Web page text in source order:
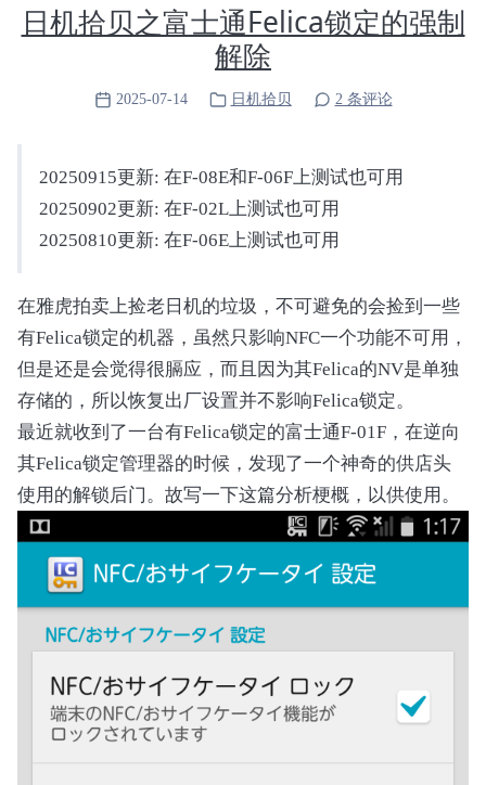
                SIFR [One] = SGET (One)
Return (SIFR) /*
                Local0 = Zero
                If ((Arg0 == Zero))
                {
                    Local0 = Zero
                        If (CMST ())
                        {
                        }
                    }
                }
                If ((Arg0 == One))
                {
Local0 = WNSW /*
                }
                Return (Local0)
            {
                If ((Arg0 == Zero)){}
                If ((Arg0 == One))
static void mat_acpi_remove(struct
struct mat_radio_data *data =
        rfkill_unregister(data->rfk);
}
static const struct acpi_device_id
MODULE_DEVICE_TABLE(acpi, mat_device_ids);
static struct acpi_driver mat_radio_driver = {
    .name = "mat_radio_driver",
    .class = "pcc",
    .ids = mat_device_ids,
.ops = { .add = mat_acpi_add, .remove =
};
module_acpi_driver(mat_radio_driver);
MODULE_LICENSE("GPL");
MODULE_AUTHOR("Yuu");
MODULE_DESCRIPTION("Matsushita Radio Switch
日机拾贝之富士通Felica锁定的强制
解除
2025-07-14 日机拾贝 2 条评论
20250915更新: 在F-08E和F-06F上测试也可用
20250902更新: 在F-02L上测试也可用
20250810更新: 在F-06E上测试也可用
在雅虎拍卖上捡老日机的垃圾，不可避免的会捡到一些
有Felica锁定的机器，虽然只影响NFC一个功能不可用，
但是还是会觉得很膈应，而且因为其Felica的NV是单独
存储的，所以恢复出厂设置并不影响Felica锁定。
最近就收到了一台有Felica锁定的富士通F-01F，在逆向
其Felica锁定管理器的时候，发现了一个神奇的供店头
使用的解锁后门。故写一下这篇分析梗概，以供使用。